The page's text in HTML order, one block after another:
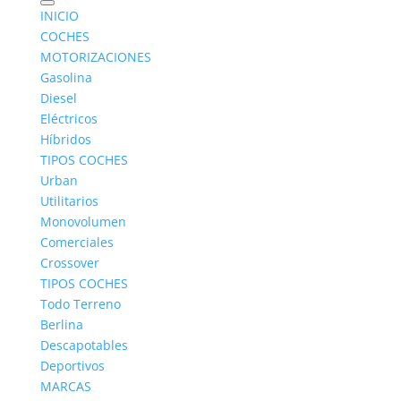
INICIO
COCHES
MOTORIZACIONES
Gasolina
Diesel
Eléctricos
Híbridos
TIPOS COCHES
Urban
Utilitarios
Monovolumen
Comerciales
Crossover
TIPOS COCHES
Todo Terreno
Berlina
Descapotables
Deportivos
MARCAS
Retrofit.
Con el Retrofit, no todo está perdido